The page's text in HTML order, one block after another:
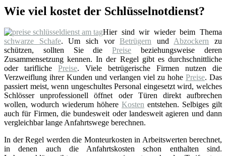
Wie viel kostet der Schlüsselnotdienst?
Hier sind wir wieder beim Thema
schwarze Schafe. Um sich vorBetrügern undAbzockern zu
schützen, sollten Sie diePreise beziehungsweise deren
Zusammensetzung kennen. In der Regel gibt es durchschnittliche
oder tarifliche Preise. Viele betrügerische Firmen nutzen die
Verzweiflung ihrer Kunden und verlangen viel zu hohe Preise. Das
passiert meist, wenn ungeschultes Personal eingesetzt wird, welches
Schlösser unprofessionell öffnet oder Türen direkt aufbrechen
wollen, wodurch wiederum höhere Kosten entstehen. Selbiges gilt
auch für Firmen, die bundesweit oder landesweit agieren und dann
vergleichbar lange Anfahrtswege berechnen.
In der Regel werden die Monteurkosten in Arbeitswerten berechnet,
in denen auch die Anfahrtskosten schon enthalten sind.